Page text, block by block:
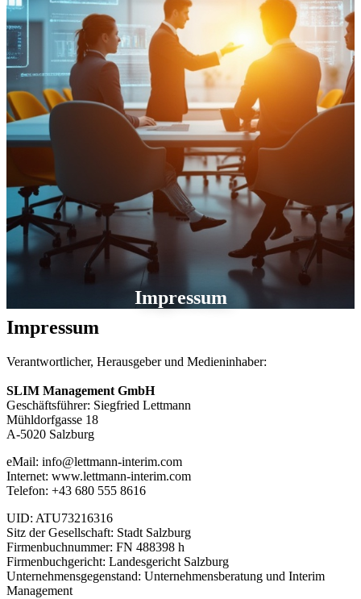
Impressum
Impressum
Verantwortlicher, Herausgeber und Medieninhaber:
SLIM Management GmbH
Geschäftsführer: Siegfried Lettmann
Mühldorfgasse 18
A-5020 Salzburg
eMail: info@lettmann-interim.com
Internet: www.lettmann-interim.com
Telefon: +43 680 555 8616
UID: ATU73216316
Sitz der Gesellschaft: Stadt Salzburg
Firmenbuchnummer: FN 488398 h
Firmenbuchgericht: Landesgericht Salzburg
Unternehmensgegenstand: Unternehmensberatung und Interim
Management